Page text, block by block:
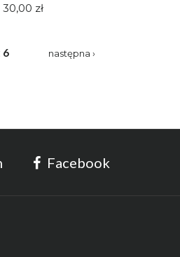
30,00 zł
6 następna ›
Facebook